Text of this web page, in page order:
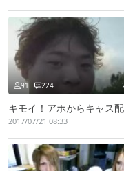
91 224
2017/07/21 08:33